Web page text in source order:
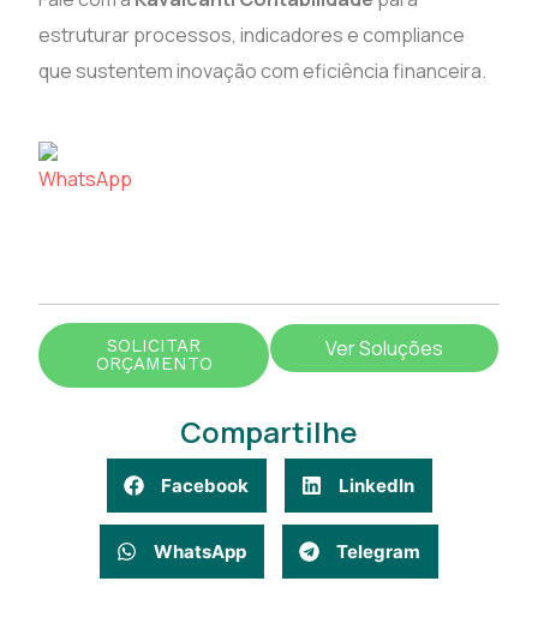
estruturar processos, indicadores e compliance
que sustentem inovação com eficiência financeira.
SOLICITAR
ORÇAMENTO
Ver Soluções
Compartilhe
Facebook LinkedIn
WhatsApp Telegram